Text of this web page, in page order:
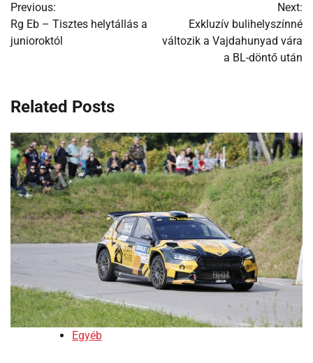
navigáció
Previous:
Rg Eb – Tisztes helytállás a
junioroktól
Next:
Exkluzív bulihelyszínné
változik a Vajdahunyad vára
a BL-döntő után
Related Posts
Egyéb